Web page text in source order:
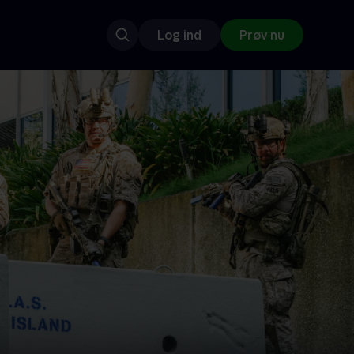
Log ind Prøv nu